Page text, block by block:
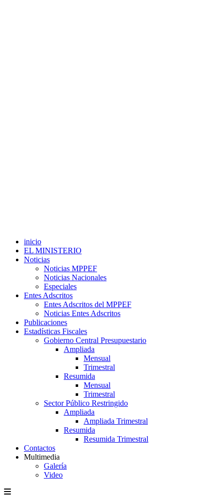
inicio
EL MINISTERIO
Noticias
Noticias MPPEF
Noticias Nacionales
Especiales
Entes Adscritos
Entes Adscritos del MPPEF
Noticias Entes Adscritos
Publicaciones
Estadísticas Fiscales
Gobierno Central Presupuestario
Ampliada
Mensual
Trimestral
Resumida
Mensual
Trimestral
Sector Público Restringido
Ampliada
Ampliada Trimestral
Resumida
Resumida Trimestral
Contactos
Multimedia
Galería
Video